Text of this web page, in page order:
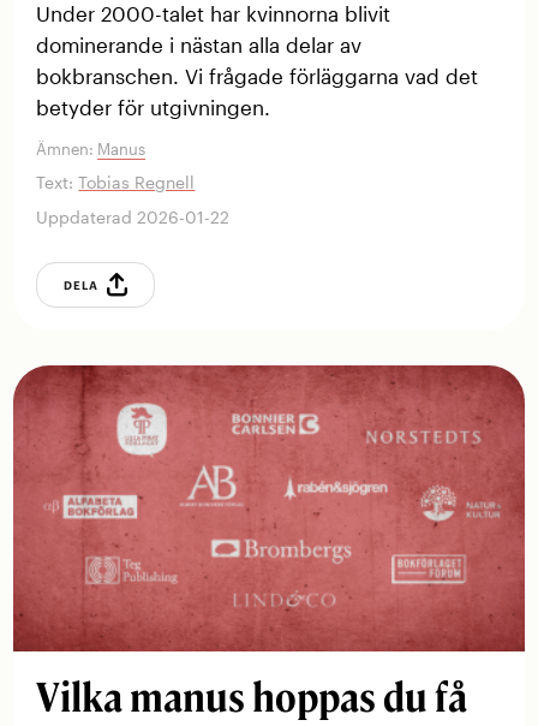
Under 2000-talet har kvinnorna blivit
dominerande i nästan alla delar av
bokbranschen. Vi frågade förläggarna vad det
betyder för utgivningen.
Ämnen: Manus
Text:Tobias Regnell
Uppdaterad 2026-01-22
DELA
Vilka manus hoppas du få